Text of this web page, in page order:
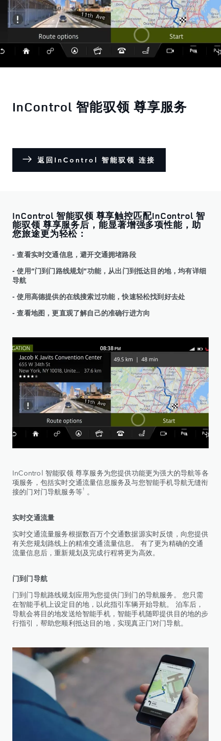
InControl 智能驭领 尊享服务
返回InControl 智能驭领 连接
InControl 智能驭领 尊享触控匹配InControl 智
能驭领 尊享服务后，能显著增强多项性能，助
您旅途更为轻松：
- 查看实时交通信息，避开交通拥堵路段
- 使用“门到门路线规划”功能，从出门到抵达目的地，均有详细
导航
- 使用高德提供的在线搜索过功能，快速轻松找到好去处
- 查看地图，更直观了解自己的准确行进方向
InControl 智能驭领 尊享服务为您提供功能更为强大的导航等各
项服务，包括实时交通流量信息服务及与您智能手机导航无缝衔
接的门对门导航服务等1 。
实时交通流量
实时交通流量服务根据数百万个交通数据源实时反馈，向您提供
有关您规划路线上的精准交通流量信息。 有了更为精确的交通
流量信息后，重新规划及完成行程将更为高效。
门到门导航
门到门导航路线规划应用为您提供门到门的导航服务。 您只需
在智能手机上设定目的地，以此指引车辆开始导航。 泊车后，
导航会将目的地发送给智能手机，智能手机随即提供目的地的步
行指引，帮助您顺利抵达目的地，实现真正门对门导航。